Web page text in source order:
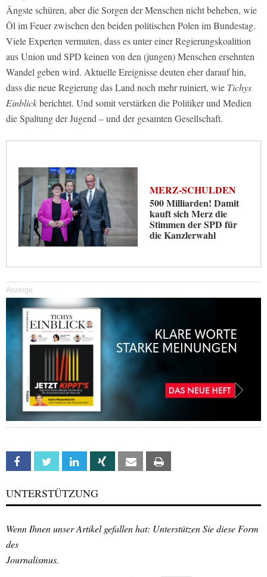
Ängste schüren, aber die Sorgen der Menschen nicht beheben, wie
Öl im Feuer zwischen den beiden politischen Polen im Bundestag.
Viele Experten vermuten, dass es unter einer Regierungskoalition
aus Union und SPD keinen von den (jungen) Menschen ersehnten
Wandel geben wird. Aktuelle Ereignisse deuten eher darauf hin,
dass die neue Regierung das Land noch mehr ruiniert, wie Tichys
Einblickberichtet. Und somit verstärken die Politiker und Medien
die Spaltung der Jugend – und der gesamten Gesellschaft.
MERZ-SCHULDEN
500 Milliarden! Damit
kauft sich Merz die
Stimmen der SPD für
die Kanzlerwahl
Anzeige
Facebook Twitter Linkedin Xing Email
UNTERSTÜTZUNG
Wenn Ihnen unser Artikel gefallen hat: Unterstützen Sie diese Form
des
Journalismus.